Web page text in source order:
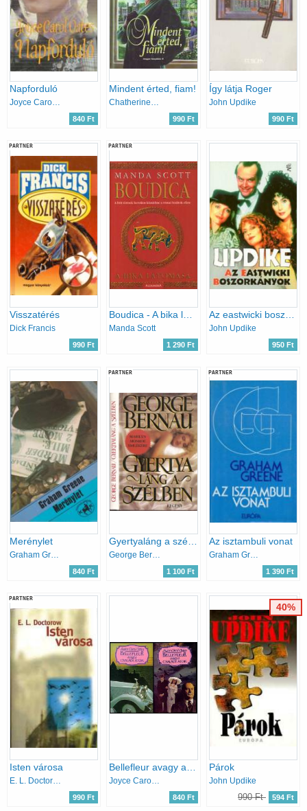
Napforduló
840 Ft
Mindent érted, fiam!
990 Ft
Így látja Roger
John Updike
990 Ft
PARTNER
Visszatérés
Dick Francis
990 Ft
PARTNER
Manda Scott
1 290 Ft
Az eastwicki boszorkányok
John Updike
950 Ft
Merénylet
840 Ft
PARTNER
1 100 Ft
PARTNER
Az isztambuli vonat
Graham Greene
1 390 Ft
PARTNER
Isten városa
E. L. Doctorow
990 Ft
Bellefleur avagy a családi átok I-II.
Joyce Carol Oates
840 Ft
Párok
John Updike
990 Ft 594 Ft
40%